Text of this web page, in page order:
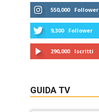
550,000 Follower
9,300 Follower
290,000 Iscritti
GUIDA TV